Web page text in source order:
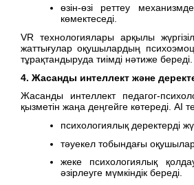
өзін-өзі реттеу
көмектеседі.
VR технологиялары арқылы
жаттығулар оқушылардың
тұрақтандыруда тиімді нәтиже береді.
4. Жасанды интеллект және
Жасанды интеллект педагог-
қызметін жаңа деңгейге көтереді. AI
психологиялық деректерді
тәуекел тобындағы
жеке психологиялық
әзірлеуге мүмкіндік береді.